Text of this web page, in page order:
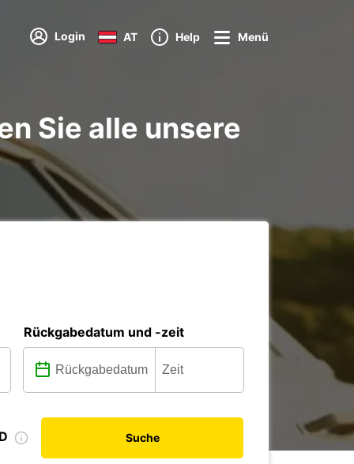
Login AT Help Menü
Sie alle unsere
Rückgabedatum und -zeit
Suche